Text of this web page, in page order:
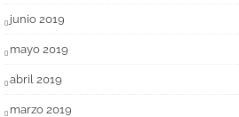
junio 2019
mayo 2019
abril 2019
marzo 2019